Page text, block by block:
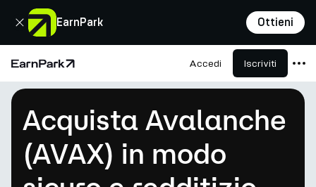
EarnPark Ottieni
Chiudi
Pagina principale Accedi Iscriviti
Prodotti
Mercati
Calcolatori
Acquista Avalanche
(AVAX) in modo